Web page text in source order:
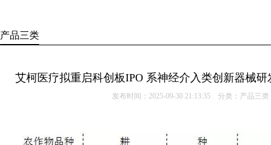
产品三类
艾柯医疗拟重启科创板IPO 系神经介入类创新器械
发布时间：2025-09-30 21:13:35 分类： 产品三类